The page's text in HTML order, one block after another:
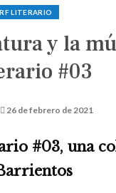
LITERARIO
y la
#03
26 de febrero de 2021
#03, una